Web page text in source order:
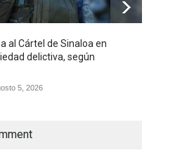
al Cártel de Sinaloa en
delictiva, según
5, 2026